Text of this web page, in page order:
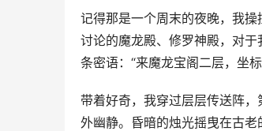
记得那是一个周末的夜晚，我
讨论的魔龙殿、修罗神殿，对
条密语：“来魔龙宝阁二层，坐
带着好奇，我穿过层层传送阵
外幽静。昏暗的烛光摇曳在古